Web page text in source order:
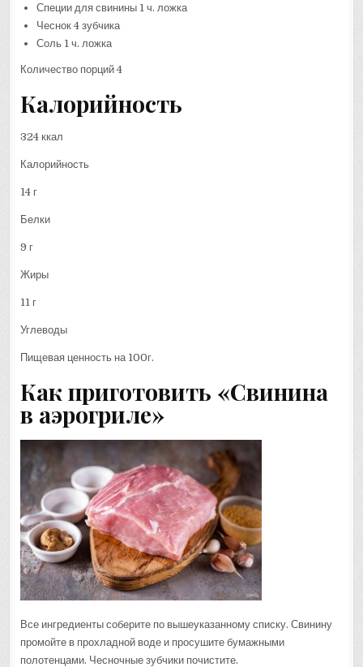
Специи для свинины 1 ч. ложка
Чеснок 4 зубчика
Соль 1 ч. ложка
Количество порций 4
Калорийность
324 ккал
Калорийность
14 г
Белки
9 г
Жиры
11 г
Углеводы
Пищевая ценность на 100г.
Как приготовить «Свинина
в аэрогриле»
Все ингредиенты соберите по вышеуказанному списку. Свинину
промойте в прохладной воде и просушите бумажными
полотенцами. Чесночные зубчики почистите.